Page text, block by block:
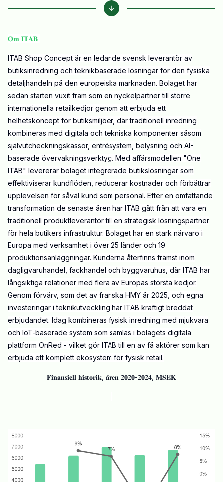
𝐎𝐦 𝐈𝐓𝐀𝐁
ITAB Shop Concept är en ledande svensk leverantör av
butiksinredning och teknikbaserade lösningar för den fysiska
detaljhandeln på den europeiska marknaden. Bolaget har
sedan starten vuxit fram som en nyckelpartner till större
internationella retailkedjor genom att erbjuda ett
helhetskoncept för butiksmiljöer, där traditionell inredning
kombineras med digitala och tekniska komponenter såsom
självutcheckningskassor, entrésystem, belysning och AI-
baserade övervakningsverktyg. Med affärsmodellen "One
ITAB" levererar bolaget integrerade butikslösningar som
effektiviserar kundflöden, reducerar kostnader och förbättrar
upplevelsen för såväl kund som personal. Efter en omfattande
transformation de senaste åren har ITAB gått från att vara en
traditionell produktleverantör till en strategisk lösningspartner
för hela butikers infrastruktur. Bolaget har en stark närvaro i
Europa med verksamhet i över 25 länder och 19
produktionsanläggningar. Kunderna återfinns främst inom
dagligvaruhandel, fackhandel och byggvaruhus, där ITAB har
långsiktiga relationer med flera av Europas största kedjor.
Genom förvärv, som det av franska HMY år 2025, och egna
investeringar i teknikutveckling har ITAB kraftigt breddat
erbjudandet. Idag kombineras fysisk inredning med mjukvara
och IoT-baserade system som samlas i bolagets digitala
plattform OnRed - vilket gör ITAB till en av få aktörer som kan
erbjuda ett komplett ekosystem för fysisk retail.
𝐅𝐢𝐧𝐚𝐧𝐬𝐢𝐞𝐥𝐥 𝐡𝐢𝐬𝐭𝐨𝐫𝐢𝐤, 𝐚̊𝐫𝐞𝐧 𝟐𝟎𝟐𝟎-𝟐𝟎𝟐𝟒, 𝐌𝐒𝐄𝐊